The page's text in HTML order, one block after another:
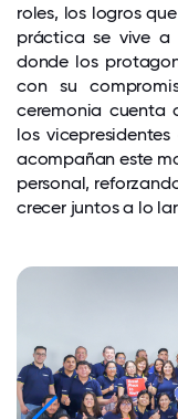
roles, los logros
práctica se vive a
donde los
con su
ceremonia cuenta
los
acompañan este
personal,
crecer juntos a lo